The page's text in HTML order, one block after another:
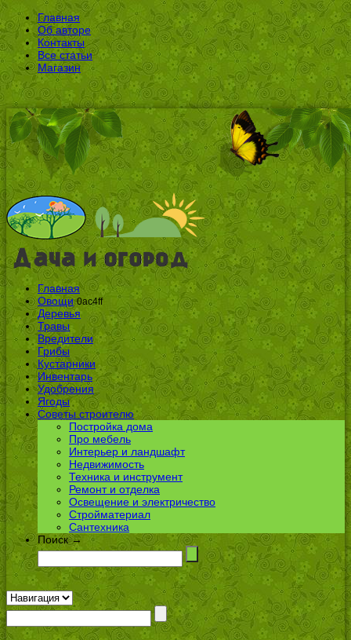
Главная
Об авторе
Контакты
Все статьи
Магазин
Главная
Овощи 0ac4ff
Деревья
Травы
Вредители
Грибы
Кустарники
Инвентарь
Удобрения
Ягоды
Советы строителю
Постройка дома
Про мебель
Интерьер и ландшафт
Недвижимость
Техника и инструмент
Ремонт и отделка
Освещение и электричество
Стройматериал
Сантехника
Поиск →